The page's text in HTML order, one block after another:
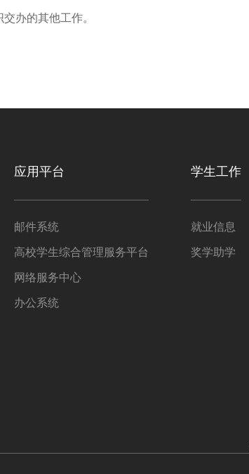
办的其他工作。
应用平台
邮件系统
高校学生综合管理服务平台
网络服务中心
办公系统
学生工作
就业信息
奖学助学